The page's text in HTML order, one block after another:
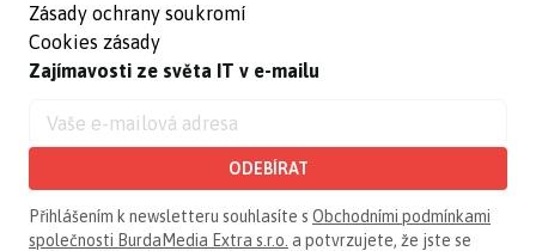
Zásady ochrany soukromí
Cookies zásady
Zajímavosti ze světa IT v e-mailu
ODEBÍRAT
Přihlášením k newsletteru souhlasíte s Obchodními podmínkami
společnosti BurdaMedia Extra s.r.o. a potvrzujete, že jste se